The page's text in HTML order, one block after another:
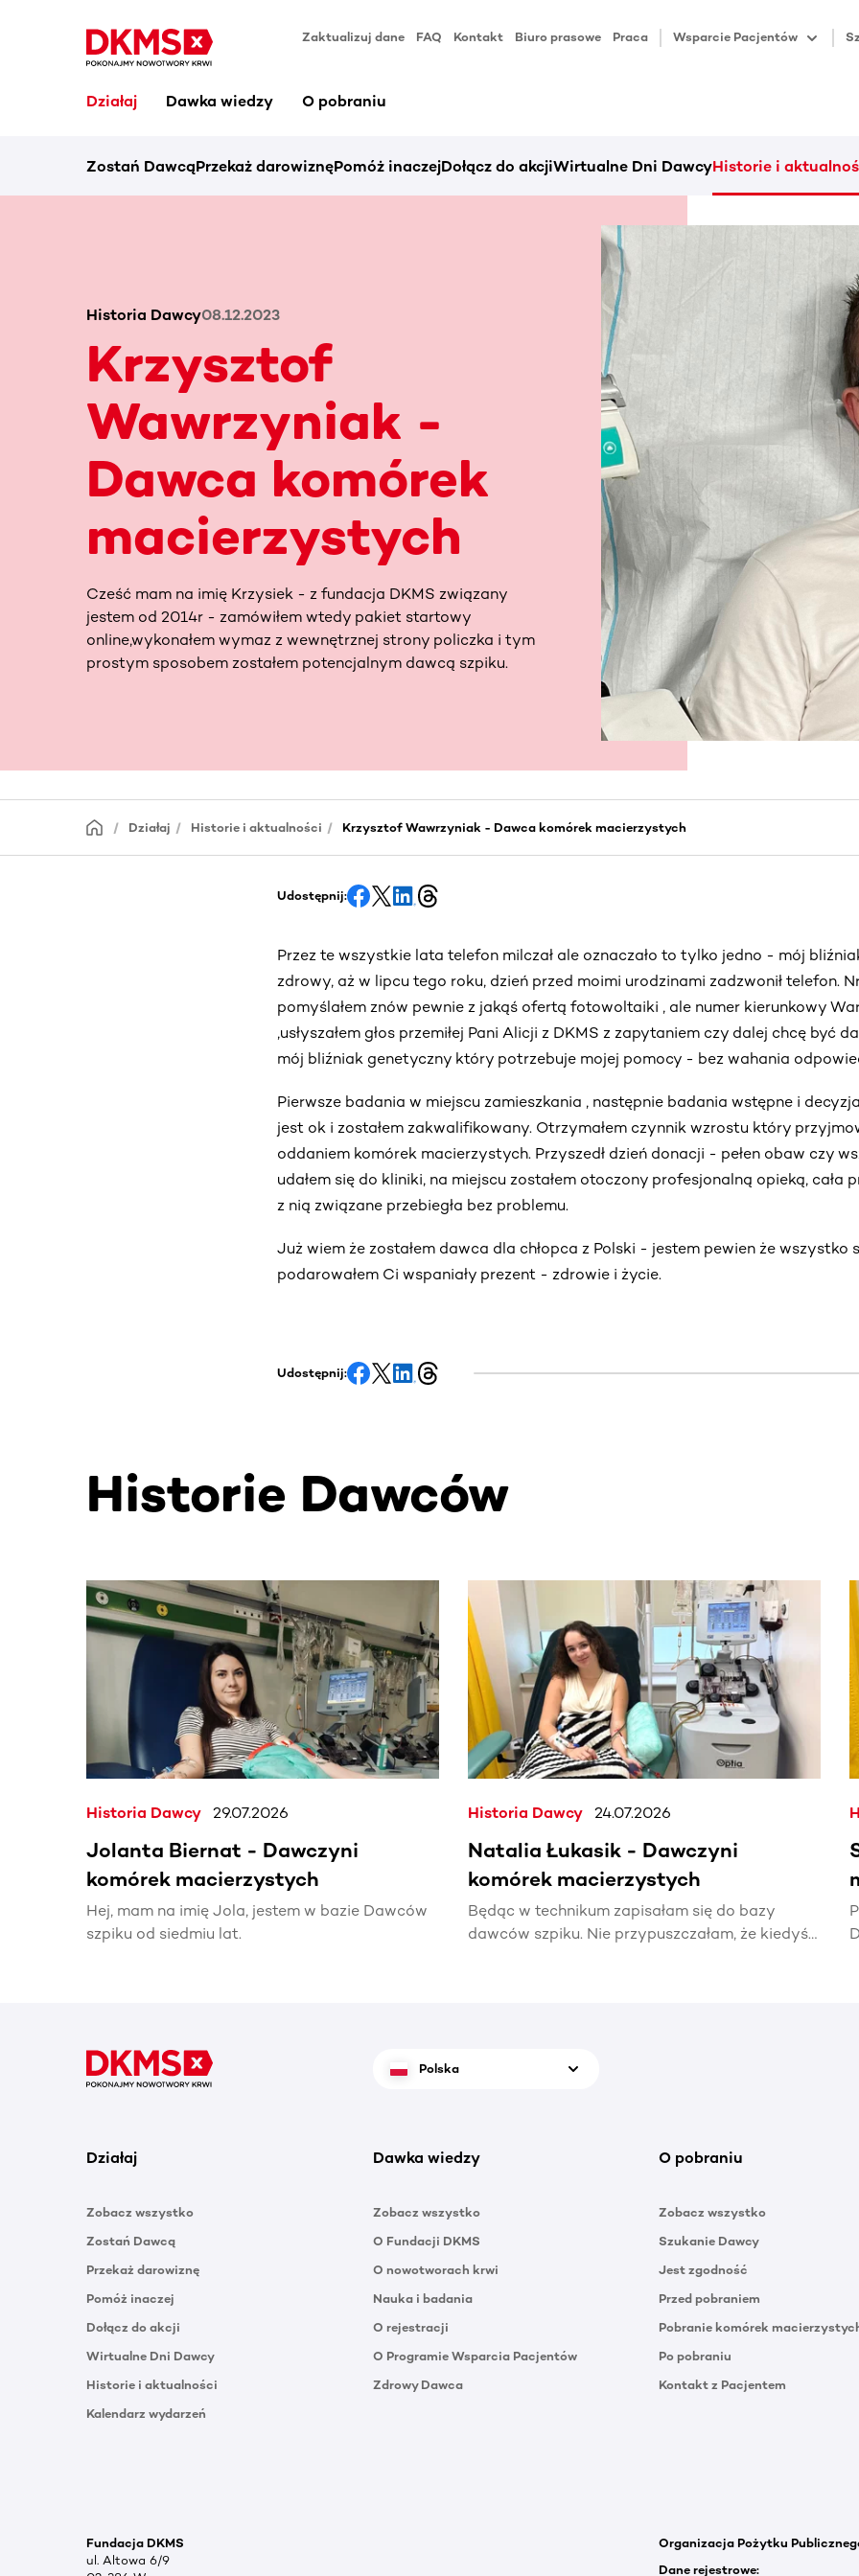
Zaktualizuj dane FAQ Kontakt Biuro prasowe Praca Wsparcie Pacjentów
Działaj Dawka wiedzy O pobraniu
Zostań DawcąPrzekaż darowiznęPomóż inaczejDołącz do akcjiWirtualne Dni DawcyHistorie i
Historia Dawcy08.12.2023
Krzysztof
Wawrzyniak -
Dawca komórek
macierzystych
Cześć mam na imię Krzysiek - z fundacja DKMS związany
jestem od 2014r - zamówiłem wtedy pakiet startowy
online,wykonałem wymaz z wewnętrznej strony policzka i tym
prostym sposobem zostałem potencjalnym dawcą szpiku.
Działaj Historie i aktualności Krzysztof Wawrzyniak - Dawca komórek macierzystych
Udostępnij:
Przez te wszystkie lata telefon milczał ale oznaczało to tylko jedno - mój
zdrowy, aż w lipcu tego roku, dzień przed moimi urodzinami zadzwonił telefon.
pomyślałem znów pewnie z jakąś ofertą fotowoltaiki , ale numer kierunkowy
,usłyszałem głos przemiłej Pani Alicji z DKMS z zapytaniem czy dalej chcę być
mój bliźniak genetyczny który potrzebuje mojej pomocy - bez wahania
Pierwsze badania w miejscu zamieszkania , następnie badania wstępne i
jest ok i zostałem zakwalifikowany. Otrzymałem czynnik wzrostu który
oddaniem komórek macierzystych. Przyszedł dzień donacji - pełen obaw czy
udałem się do kliniki, na miejscu zostałem otoczony profesjonalną opieką, cała
z nią związane przebiegła bez problemu.
Już wiem że zostałem dawca dla chłopca z Polski - jestem pewien że wszystko
podarowałem Ci wspaniały prezent - zdrowie i życie.
Udostępnij:
Historie Dawców
Ta sekcja zawiera treści przewijane w poziomie. Użyj klawisza Tab lub przesuń palcem, aby zobaczyć
Historia Dawcy 29.07.2026
Jolanta Biernat - Dawczyni
komórek macierzystych
Hej, mam na imię Jola, jestem w bazie Dawców
szpiku od siedmiu lat.
Historia Dawcy 24.07.2026
Natalia Łukasik - Dawczyni
komórek macierzystych
Będąc w technikum zapisałam się do bazy
dawców szpiku. Nie przypuszczałam, że kiedyś
Polska
Działaj
Zobacz wszystko
Zostań Dawcą
Przekaż darowiznę
Pomóż inaczej
Dołącz do akcji
Wirtualne Dni Dawcy
Historie i aktualności
Kalendarz wydarzeń
Dawka wiedzy
Zobacz wszystko
O Fundacji DKMS
O nowotworach krwi
Nauka i badania
O rejestracji
O Programie Wsparcia Pacjentów
Zdrowy Dawca
O pobraniu
Zobacz wszystko
Szukanie Dawcy
Jest zgodność
Przed pobraniem
Pobranie komórek
Po pobraniu
Kontakt z Pacjentem
Fundacja DKMS
ul. Altowa 6/9
Organizacja Pożytku
Dane rejestrowe: